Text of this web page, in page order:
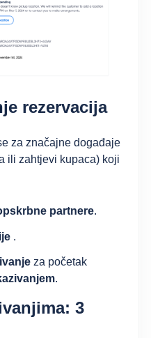
rezervacija
za značajne događaje
ili zahtjevi kupaca) koji
partnere.
.
za početak
.
3